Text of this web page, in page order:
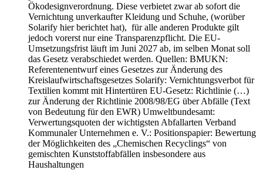
Ökodesignverordnung. Diese verbietet zwar ab sofort die
Vernichtung unverkaufter Kleidung und Schuhe, (worüber
Solarify hier berichtet hat), für alle anderen Produkte gilt
jedoch vorerst nur eine Transparenzpflicht. Die EU-
Umsetzungsfrist läuft im Juni 2027 ab, im selben Monat soll
das Gesetz verabschiedet werden. Quellen: BMUKN:
Referentenentwurf eines Gesetzes zur Änderung des
Kreislaufwirtschaftsgesetzes Solarify: Vernichtungsverbot für
Textilien kommt mit Hintertüren EU-Gesetz: Richtlinie (…)
zur Änderung der Richtlinie 2008/98/EG über Abfälle (Text
von Bedeutung für den EWR) Umweltbundesamt:
Verwertungsquoten der wichtigsten Abfallarten Verband
Kommunaler Unternehmen e. V.: Positionspapier: Bewertung
der Möglichkeiten des „Chemischen Recyclings“ von
gemischten Kunststoffabfällen insbesondere aus
Haushaltungen